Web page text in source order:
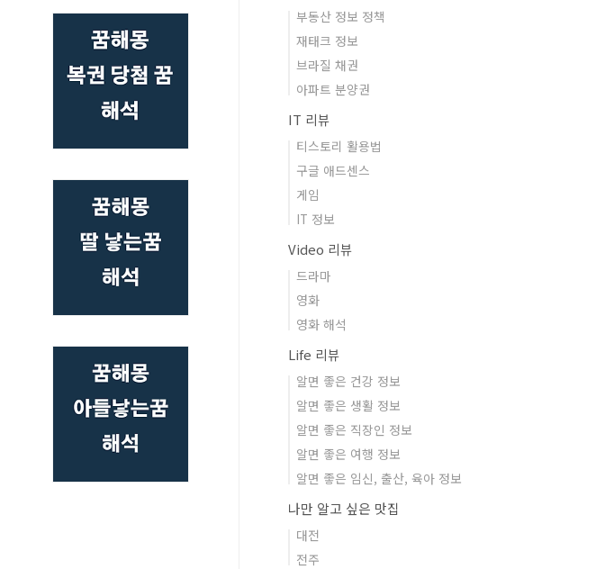
부동산 정보 정책
재태크 정보
브라질 채권
아파트 분양권
IT 리뷰
티스토리 활용법
구글 애드센스
게임
IT 정보
Video 리뷰
드라마
영화
영화 해석
Life 리뷰
알면 좋은 건강 정보
알면 좋은 생활 정보
알면 좋은 직장인 정보
알면 좋은 여행 정보
알면 좋은 임신, 출산, 육아 정보
나만 알고 싶은 맛집
대전
전주